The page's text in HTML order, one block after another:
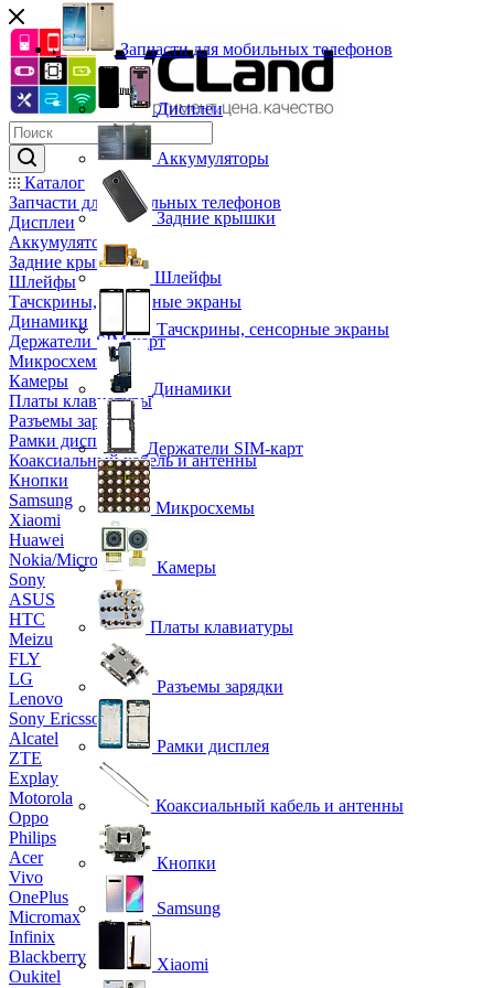
Каталог
Запчасти для мобильных телефонов
Дисплеи
Аккумуляторы
Задние крышки
Шлейфы
Тачскрины, сенсорные экраны
Динамики
Держатели SIM-карт
Микросхемы
Камеры
Платы клавиатуры
Разъемы зарядки
Рамки дисплея
Коаксиальный кабель и антенны
Кнопки
Samsung
Xiaomi
Huawei
Nokia/Microsoft
Sony
ASUS
HTC
Meizu
FLY
LG
Lenovo
Sony Ericsson
Alcatel
ZTE
Explay
Motorola
Oppo
Philips
Acer
Vivo
OnePlus
Micromax
Infinix
Blackberry
Oukitel
Запчасти для мобильных телефонов
Дисплеи
Аккумуляторы
Задние крышки
Шлейфы
Тачскрины, сенсорные экраны
Динамики
Держатели SIM-карт
Микросхемы
Камеры
Платы клавиатуры
Разъемы зарядки
Рамки дисплея
Коаксиальный кабель и антенны
Кнопки
Samsung
Xiaomi